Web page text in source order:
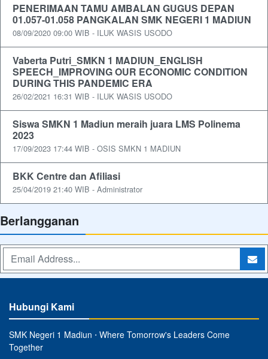
PENERIMAAN TAMU AMBALAN GUGUS DEPAN
01.057-01.058 PANGKALAN SMK NEGERI 1 MADIUN
08/09/2020 09:00 WIB - ILUK WASIS USODO
Vaberta Putri_SMKN 1 MADIUN_ENGLISH
SPEECH_IMPROVING OUR ECONOMIC CONDITION
DURING THIS PANDEMIC ERA
26/02/2021 16:31 WIB - ILUK WASIS USODO
Siswa SMKN 1 Madiun meraih juara LMS Polinema
2023
17/09/2023 17:44 WIB - OSIS SMKN 1 MADIUN
BKK Centre dan Afiliasi
25/04/2019 21:40 WIB - Administrator
Berlangganan
Hubungi Kami
SMK Negeri 1 Madiun ⋅ Where Tomorrow's Leaders Come
Together